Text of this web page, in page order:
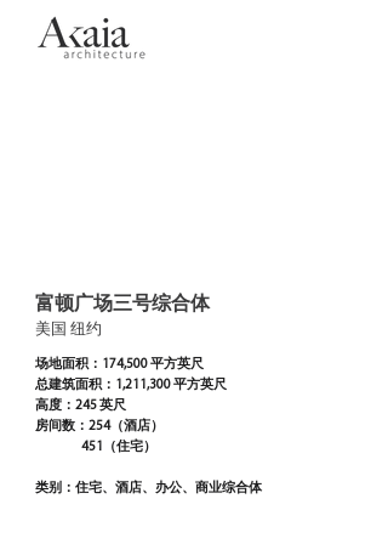
​富顿广场三号综合体
美国 纽约
场地面积：174,500 平方英尺
总建筑面积：1,211,300 平方英尺
高度：245 英尺
房间数：254（酒店）
451
（住宅）
类别：住宅、酒店、办公、商业综合体